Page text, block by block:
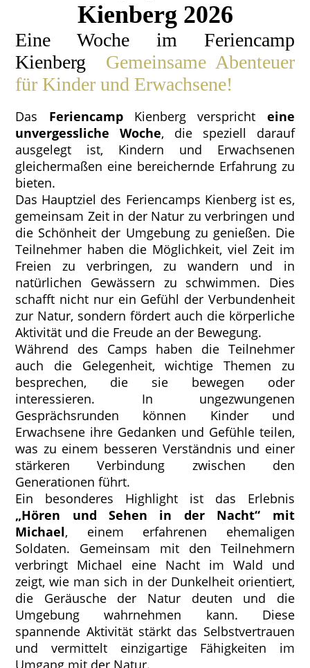
Kienberg 2026
Eine Woche im Feriencamp
Kienberg Gemeinsame Abenteuer
für Kinder und Erwachsene!
Das FeriencampKienberg verspricht eine
unvergessliche Woche, die speziell darauf
ausgelegt ist, Kindern und Erwachsenen
gleichermaßen eine bereichernde Erfahrung zu
bieten.
Das Hauptziel des Feriencamps Kienberg ist es,
gemeinsam Zeit in der Natur zu verbringen und
die Schönheit der Umgebung zu genießen. Die
Teilnehmer haben die Möglichkeit, viel Zeit im
Freien zu verbringen, zu wandern und in
natürlichen Gewässern zu schwimmen. Dies
schafft nicht nur ein Gefühl der Verbundenheit
zur Natur, sondern fördert auch die körperliche
Aktivität und die Freude an der Bewegung.
Während des Camps haben die Teilnehmer
auch die Gelegenheit, wichtige Themen zu
besprechen, die sie bewegen oder
interessieren. In ungezwungenen
Gesprächsrunden können Kinder und
Erwachsene ihre Gedanken und Gefühle teilen,
was zu einem besseren Verständnis und einer
stärkeren Verbindung zwischen den
Generationen führt.
Ein besonderes Highlight ist das Erlebnis
„Hören und Sehen in der Nacht“
mit
Michael, einem erfahrenen ehemaligen
Soldaten. Gemeinsam mit den Teilnehmern
verbringt Michael eine Nacht im Wald und
zeigt, wie man sich in der Dunkelheit orientiert,
die Geräusche der Natur deuten und die
Umgebung wahrnehmen kann. Diese
spannende Aktivität stärkt das Selbstvertrauen
und vermittelt einzigartige Fähigkeiten im
Umgang mit der Natur.